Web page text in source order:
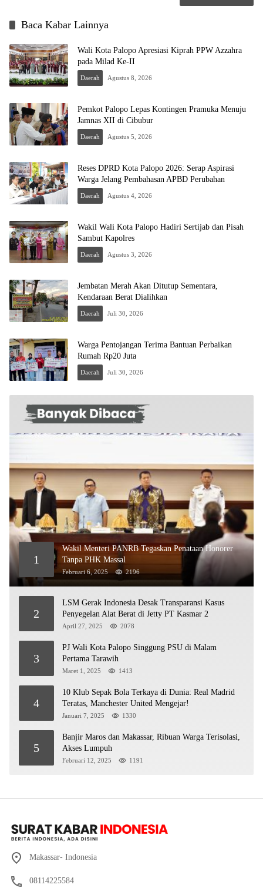
Baca Kabar Lainnya
Wali Kota Palopo Apresiasi Kiprah PPW Azzahra
pada Milad Ke-II
Daerah Agustus 8, 2026
Pemkot Palopo Lepas Kontingen Pramuka Menuju
Jamnas XII di Cibubur
Daerah Agustus 5, 2026
Reses DPRD Kota Palopo 2026: Serap Aspirasi
Warga Jelang Pembahasan APBD Perubahan
Daerah Agustus 4, 2026
Wakil Wali Kota Palopo Hadiri Sertijab dan Pisah
Sambut Kapolres
Daerah Agustus 3, 2026
Jembatan Merah Akan Ditutup Sementara,
Kendaraan Berat Dialihkan
Daerah Juli 30, 2026
Warga Pentojangan Terima Bantuan Perbaikan
Rumah Rp20 Juta
Daerah Juli 30, 2026
1
Wakil Menteri PANRB Tegaskan Penataan Honorer
Tanpa PHK Massal
Februari 6, 2025 2196
2
LSM Gerak Indonesia Desak Transparansi Kasus
Penyegelan Alat Berat di Jetty PT Kasmar 2
April 27, 2025 2078
3
PJ Wali Kota Palopo Singgung PSU di Malam
Pertama Tarawih
Maret 1, 2025 1413
4
10 Klub Sepak Bola Terkaya di Dunia: Real Madrid
Teratas, Manchester United Mengejar!
Januari 7, 2025 1330
5
Banjir Maros dan Makassar, Ribuan Warga Terisolasi,
Akses Lumpuh
Februari 12, 2025 1191
Makassar- Indonesia
08114225584